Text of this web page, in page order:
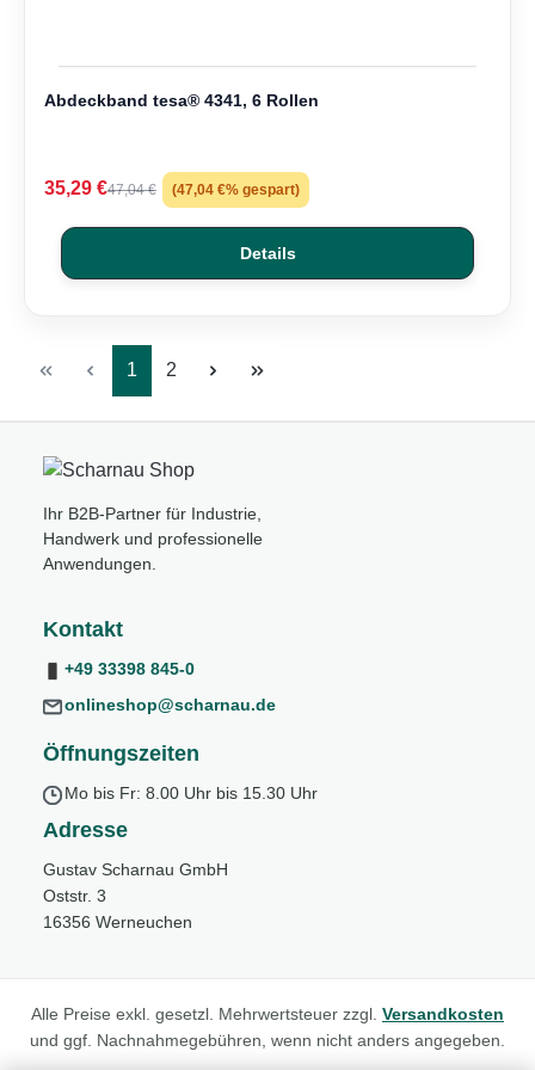
Abdeckband tesa® 4341, 6 Rollen
35,29 €47,04 € (47,04 €% gespart)
Details
Seite
1 Seite
2
Ihr B2B-Partner für Industrie,
Handwerk und professionelle
Anwendungen.
Kontakt
+49 33398 845-0
onlineshop@scharnau.de
Öffnungszeiten
Mo bis Fr: 8.00 Uhr bis 15.30 Uhr
Adresse
Gustav Scharnau GmbH
Oststr. 3
16356 Werneuchen
Alle Preise exkl. gesetzl. Mehrwertsteuer zzgl. Versandkosten
und ggf. Nachnahmegebühren, wenn nicht anders angegeben.